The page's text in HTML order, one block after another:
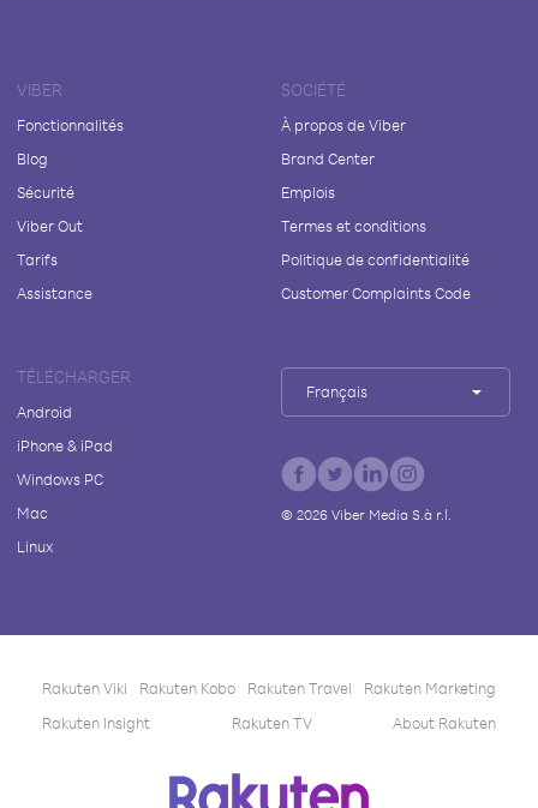
VIBER
Fonctionnalités
Blog
Sécurité
Viber Out
Tarifs
Assistance
SOCIÉTÉ
À propos de Viber
Brand Center
Emplois
Termes et conditions
Politique de confidentialité
Customer Complaints Code
TÉLÉCHARGER
Android
iPhone & iPad
Windows PC
Mac
Linux
Français
© 2026Viber Media S.à r.l.
Rakuten Viki Rakuten Kobo Rakuten Travel
Rakuten Marketing
Rakuten Insight
Rakuten TV About Rakuten